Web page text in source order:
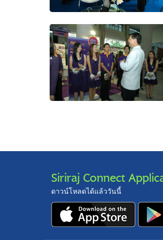
Siriraj Connect
ดาวน์โหลดได้แล้ววันนี้